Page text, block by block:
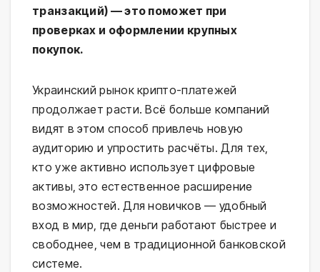
транзакций) — это поможет при
проверках и оформлении крупных
покупок.
Украинский рынок крипто-платежей
продолжает расти. Всё больше компаний
видят в этом способ привлечь новую
аудиторию и упростить расчёты. Для тех,
кто уже активно использует цифровые
активы, это естественное расширение
возможностей. Для новичков — удобный
вход в мир, где деньги работают быстрее и
свободнее, чем в традиционной банковской
системе.